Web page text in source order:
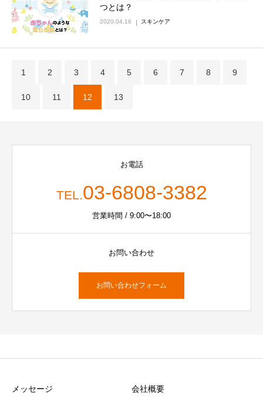
つとは？
2020.04.16 スキンケア
1 2 3 4 5 6 7 8 9
10 11 12 13
お電話
TEL.03-6808-3382
営業時間 / 9:00〜18:00
お問い合わせ
お問い合わせフォーム
メッセージ 会社概要